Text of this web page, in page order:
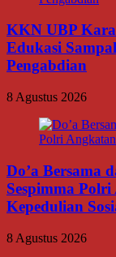
KKN UBP
Edukasi
Pengabdian
8 Agustus 2026
Do’a Bersama
Sespimma
Kepedulian
8 Agustus 2026